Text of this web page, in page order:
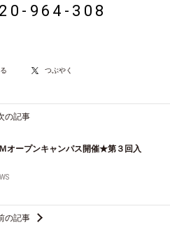
964-308
つぶやく
の記事
オープンキャンパス開催★第３回入
の記事